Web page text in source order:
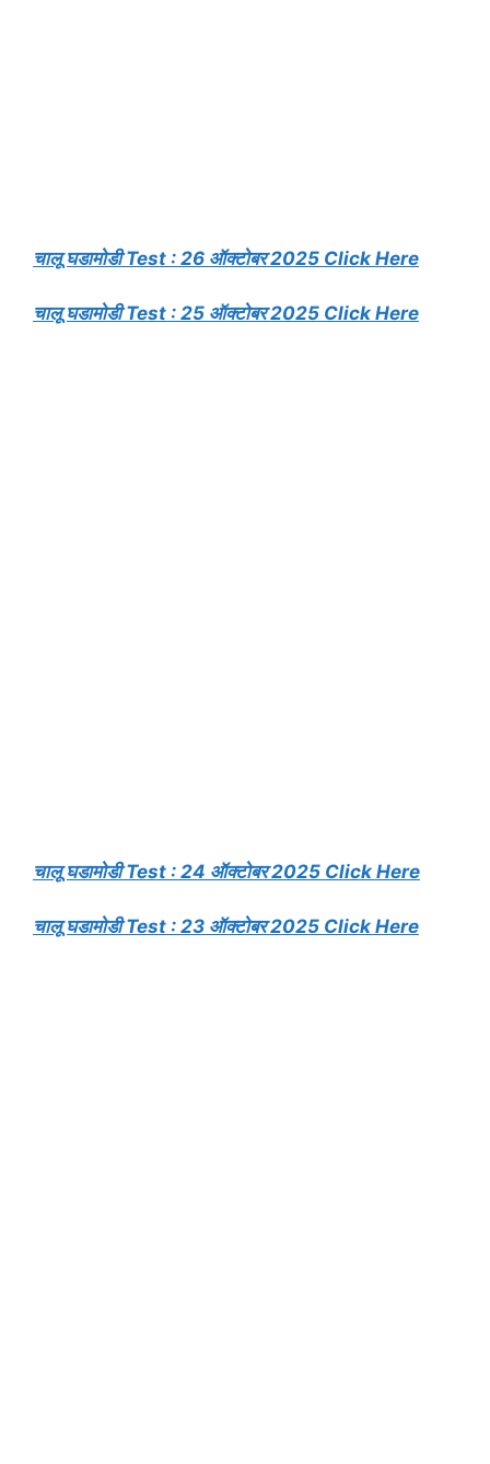
चालू घडामोडी Test : 26 ऑक्टोबर 2025 Click Here
चालू घडामोडी Test : 25 ऑक्टोबर 2025 Click Here
चालू घडामोडी Test : 24 ऑक्टोबर 2025 Click Here
चालू घडामोडी Test : 23 ऑक्टोबर 2025 Click Here